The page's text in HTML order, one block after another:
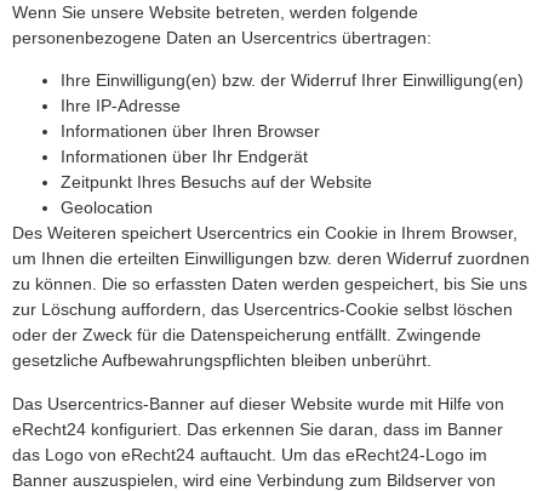
Wenn Sie unsere Website betreten, werden folgende
personenbezogene Daten an Usercentrics übertragen:
Ihre Einwilligung(en) bzw. der Widerruf Ihrer Einwilligung(en)
Ihre IP-Adresse
Informationen über Ihren Browser
Informationen über Ihr Endgerät
Zeitpunkt Ihres Besuchs auf der Website
Geolocation
Des Weiteren speichert Usercentrics ein Cookie in Ihrem Browser,
um Ihnen die erteilten Einwilligungen bzw. deren Widerruf zuordnen
zu können. Die so erfassten Daten werden gespeichert, bis Sie uns
zur Löschung auffordern, das Usercentrics-Cookie selbst löschen
oder der Zweck für die Datenspeicherung entfällt. Zwingende
gesetzliche Aufbewahrungspflichten bleiben unberührt.
Das Usercentrics-Banner auf dieser Website wurde mit Hilfe von
eRecht24 konfiguriert. Das erkennen Sie daran, dass im Banner
das Logo von eRecht24 auftaucht. Um das eRecht24-Logo im
Banner auszuspielen, wird eine Verbindung zum Bildserver von